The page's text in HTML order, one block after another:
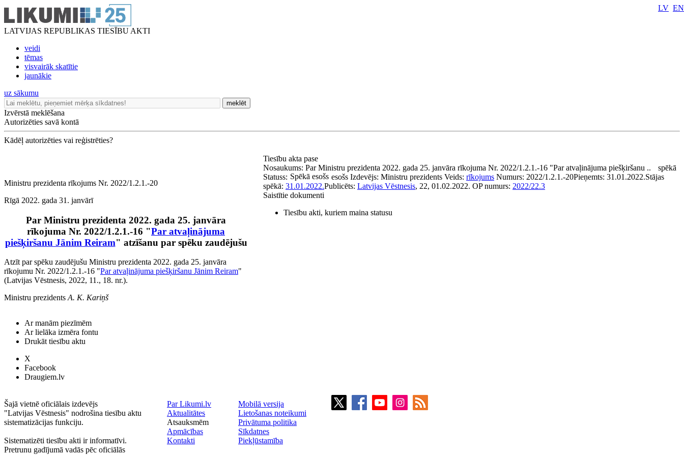
LATVIJAS REPUBLIKAS TIESĪBU AKTI
veidi
tēmas
visvairāk skatītie
jaunākie
LV EN
uz sākumu
meklēt
Izvērstā meklēšana
Autorizēties savā kontā
Kādēļ autorizēties vai reģistrēties?
Ministru prezidenta rīkojums Nr. 2022/1.2.1.-20
Rīgā 2022. gada 31. janvārī
Par Ministru prezidenta 2022. gada 25. janvāra
rīkojuma Nr. 2022/1.2.1.-16 "Par atvaļinājuma
piešķiršanu Jānim Reiram" atzīšanu par spēku zaudējušu
Atzīt par spēku zaudējušu Ministru prezidenta 2022. gada 25. janvāra
rīkojumu Nr. 2022/1.2.1.-16 "Par atvaļinājuma piešķiršanu Jānim Reiram"
(Latvijas Vēstnesis, 2022, 11., 18. nr.).
Ministru prezidentsA. K. Kariņš
Tiesību akta pase
Nosaukums: Par Ministru prezidenta 2022. gada 25. janvāra rīkojuma Nr. 2022/1.2.1.-16 "Par atvaļinājuma piešķiršanu ..
Statuss: Spēkā esošs
spēkā
esošs Izdevējs: Ministru prezidents Veids: rīkojums Numurs: 2022/1.2.1.-20Pieņemts: 31.01.2022.Stājas
spēkā: 31.01.2022.Publicēts: Latvijas Vēstnesis, 22, 01.02.2022. OP numurs: 2022/22.3
Saistītie dokumenti
Tiesību akti, kuriem maina statusu
Ar manām piezīmēm
Ar lielāka izmēra fontu
Drukāt tiesību aktu
X
Facebook
Draugiem.lv
Šajā vietnē oficiālais izdevējs
"Latvijas Vēstnesis" nodrošina tiesību aktu
sistematizācijas funkciju.
Sistematizēti tiesību akti ir informatīvi.
Pretrunu gadījumā vadās pēc oficiālās
Par Likumi.lv
Aktualitātes
Atsauksmēm
Apmācības
Kontakti
Mobilā versija
Lietošanas noteikumi
Privātuma politika
Sīkdatnes
Piekļūstamība